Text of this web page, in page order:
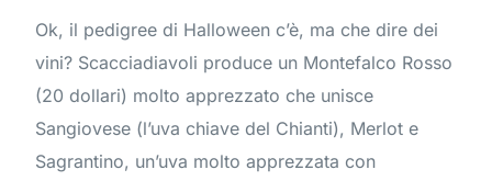
Ok, il pedigree di Halloween c’è, ma che dire dei
vini? Scacciadiavoli produce un Montefalco Rosso
(20 dollari) molto apprezzato che unisce
Sangiovese (l’uva chiave del Chianti), Merlot e
Sagrantino, un’uva molto apprezzata con